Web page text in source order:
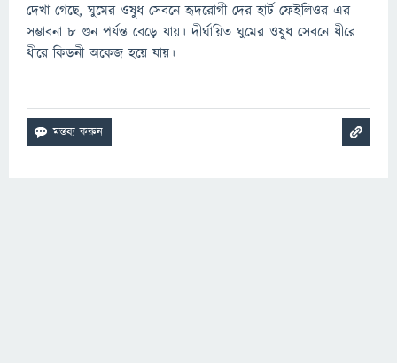
দেখা গেছে, ঘুমের ওষুধ সেবনে হৃদরোগী দের হার্ট ফেইলিওর এর
সম্ভাবনা ৮ গুন পর্যন্ত বেড়ে যায়। দীর্ঘায়িত ঘুমের ওষুধ সেবনে ধীরে
ধীরে কিডনী অকেজ হয়ে যায়।